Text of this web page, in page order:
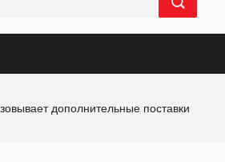
дополнительные поставки